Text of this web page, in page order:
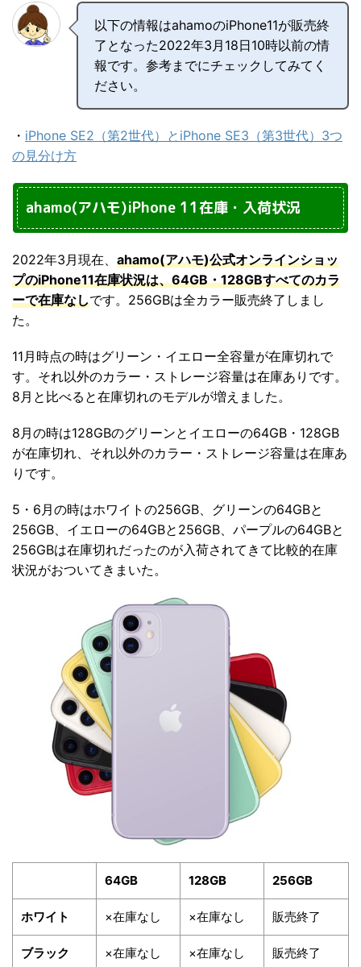
以下の情報はahamoのiPhone11が販売終
了となった2022年3月18日10時以前の情
報です。参考までにチェックしてみてく
ださい。
・ iPhone SE2（第2世代）とiPhone SE3（第3世代）3つ
の見分け方
ahamo(アハモ)iPhone 11在庫・入荷状況
2022年3月現在、 ahamo(アハモ)公式オンラインショッ
プのiPhone11在庫状況は、64GB・128GBすべてのカラ
ーで在庫なしです。256GBは全カラー販売終了しまし
た。
11月時点の時はグリーン・イエロー全容量が在庫切れで
す。それ以外のカラー・ストレージ容量は在庫ありです。
8月と比べると在庫切れのモデルが増えました。
8月の時は128GBのグリーンとイエローの64GB・128GB
が在庫切れ、それ以外のカラー・ストレージ容量は在庫あ
りです。
5・6月の時はホワイトの256GB、グリーンの64GBと
256GB、イエローの64GBと256GB、パープルの64GBと
256GBは在庫切れだったのが入荷されてきて比較的在庫
状況がおついてきまいた。
64GB 128GB 256GB
ホワイト ×在庫なし ×在庫なし 販売終了
ブラック ×在庫なし ×在庫なし 販売終了